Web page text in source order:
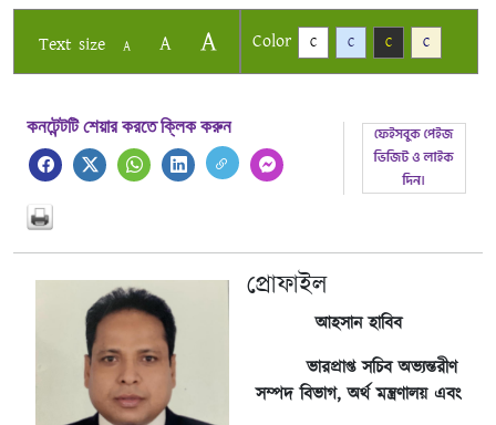
Text size A A A Color C C C C
কনটেন্টটি শেয়ার করতে ক্লিক করুন
প্রোফাইল
আহসান হাবিব
ভারপ্রাপ্ত সচিব অভ্যন্তরীণ
সম্পদ বিভাগ, অর্থ মন্ত্রণালয় এবং